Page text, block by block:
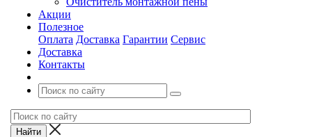
Акции
Полезное
Оплата Доставка Гарантии Сервис
Доставка
Контакты